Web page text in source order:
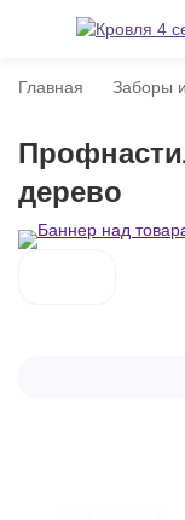
Главная Заборы
дерево